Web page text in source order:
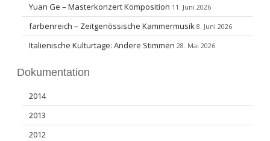
Yuan Ge – Masterkonzert Komposition 11. Juni 2026
farbenreich – Zeitgenössische Kammermusik 8. Juni 2026
Italienische Kulturtage: Andere Stimmen 28. Mai 2026
Dokumentation
2014
2013
2012